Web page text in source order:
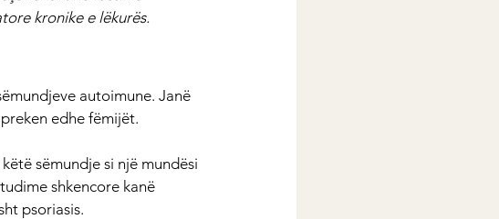
kronike e lëkurës.
autoimune. Janë
edhe fëmijët.
sëmundje si një mundësi
shkencore kanë
psoriasis.